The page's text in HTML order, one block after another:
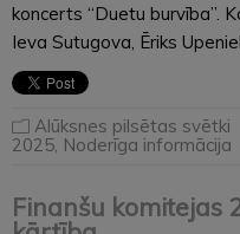
koncerts “Duetu burvība”.
Ieva Sutugova, Ēriks
Alūksnes pilsētas svētki
2025 Noderīga informācija
Finanšu komitejas